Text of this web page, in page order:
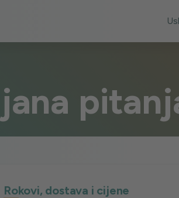
Rokovi, dostava i cijene